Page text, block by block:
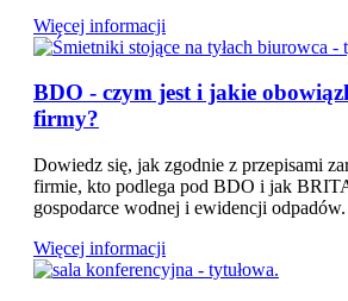
Więcej informacji
BDO - czym jest i jakie
firmy?
Dowiedz się, jak zgodnie z przepisami
firmie, kto podlega pod BDO i jak
gospodarce wodnej i ewidencji odpadów.
Więcej informacji